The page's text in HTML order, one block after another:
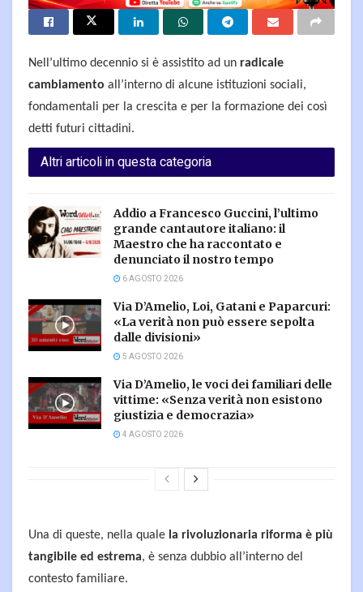
Nell’ultimo decennio si è assistito ad un radicale
cambiamento all’interno di alcune istituzioni sociali,
fondamentali per la crescita e per la formazione dei così
detti futuri cittadini.
Altri articoli in questa categoria
Addio a Francesco Guccini, l’ultimo
grande cantautore italiano: il
Maestro che ha raccontato e
denunciato il nostro tempo
6 AGOSTO 2026
Via D’Amelio, Loi, Gatani e Paparcuri:
«La verità non può essere sepolta
dalle divisioni»
5 AGOSTO 2026
Via D’Amelio, le voci dei familiari delle
vittime: «Senza verità non esistono
giustizia e democrazia»
4 AGOSTO 2026
Una di queste, nella quale la rivoluzionaria riforma è più
tangibile ed estrema, è senza dubbio all’interno del
contesto familiare.